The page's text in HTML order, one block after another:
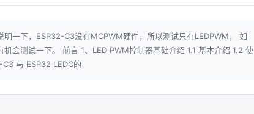
一下，ESP32-C3没有MCPWM硬件，所以测试只有LEDPWM， 如
会测试一下。 前言 1、LED PWM控制器基础介绍 1.1 基本介绍 1.2 使
与 ESP32 LEDC的